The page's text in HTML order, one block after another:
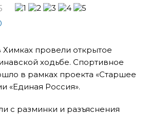
Химках провели открытое
ходьбе. Спортивное
в рамках проекта «Старшее
«Единая Россия».
с разминки и разъяснения